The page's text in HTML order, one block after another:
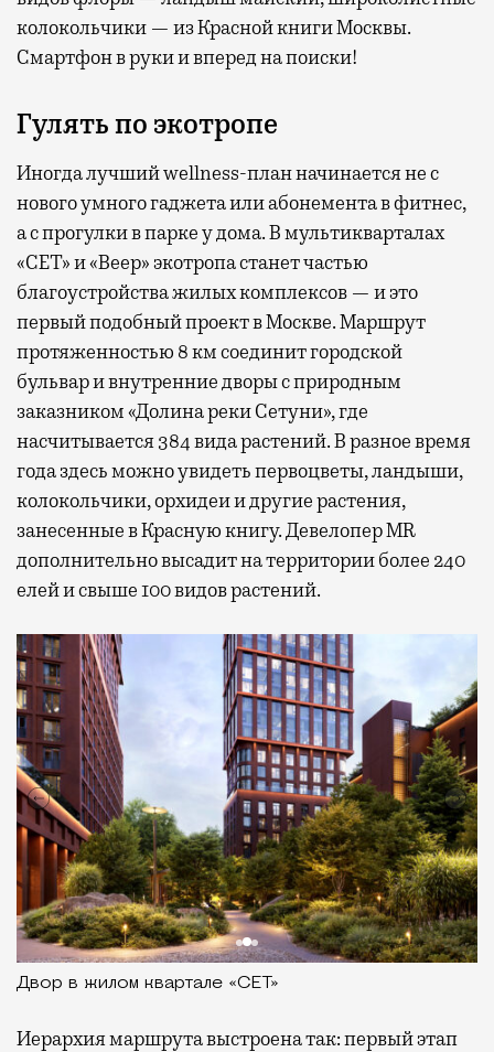
колокольчики — из Красной книги Москвы.
Смартфон в руки и вперед на поиски!
Гулять по экотропе
Иногда лучший wellness-план начинается не с
нового умного гаджета или абонемента в фитнес,
а с прогулки в парке у дома. В мультикварталах
«СЕТ» и «Веер» экотропа станет частью
благоустройства жилых комплексов — и это
первый подобный проект в Москве. Маршрут
протяженностью 8 км соединит городской
бульвар и внутренние дворы с природным
заказником «Долина реки Сетуни», где
насчитывается 384 вида растений. В разное время
года здесь можно увидеть первоцветы, ландыши,
колокольчики, орхидеи и другие растения,
занесенные в Красную книгу. Девелопер MR
дополнительно высадит на территории более 240
елей и свыше 100 видов растений.
Двор в жилом квартале «СЕТ»
Иерархия маршрута выстроена так: первый этап